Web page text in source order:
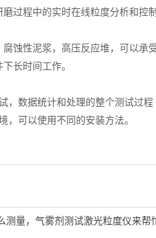
过程中的实时在线粒度分析和控制
性泥浆，高压反应堆，可以承
长时间工作。
数据统计和处理的整个测试过程
可以使用不同的安装方法。
测量，气雾剂测试激光粒度仪来帮